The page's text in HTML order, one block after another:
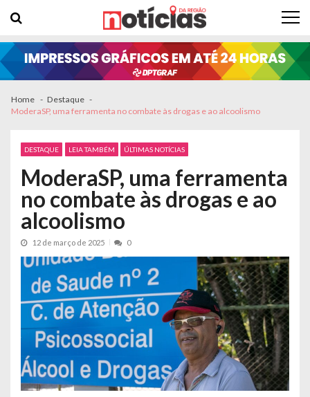
Home
Destaque
ModeraSP, uma ferramenta no combate às drogas e ao alcoolismo
DESTAQUE LEIA TAMBÉM ÚLTIMAS NOTÍCIAS
ModeraSP, uma ferramenta
no combate às drogas e ao
alcoolismo
12 de março de 2025 0